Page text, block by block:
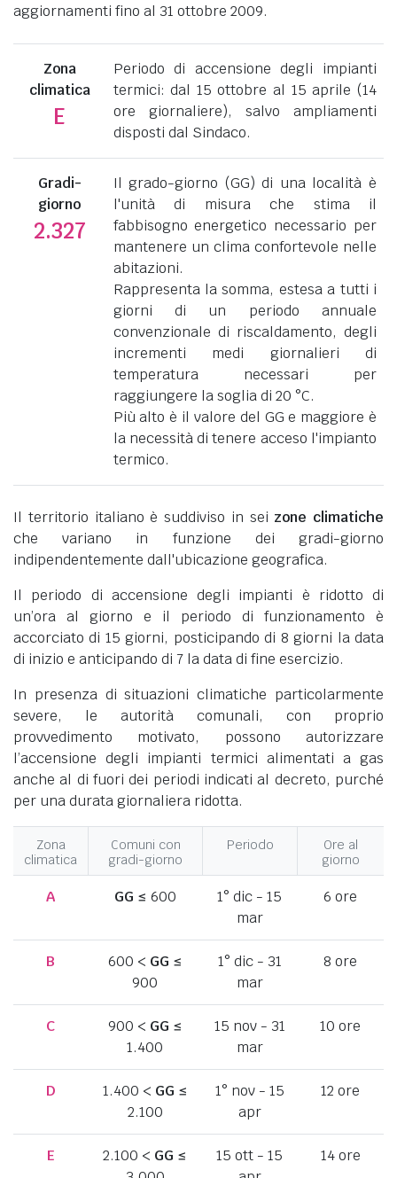
aggiornamenti fino al 31 ottobre 2009.
Zona
climatica
E
Periodo di accensione degli impianti
termici: dal 15 ottobre al 15 aprile (14
ore giornaliere), salvo ampliamenti
disposti dal Sindaco.
Gradi-
giorno
2.327
Il grado-giorno (GG) di una località è
l'unità di misura che stima il
fabbisogno energetico necessario per
mantenere un clima confortevole nelle
abitazioni.
Rappresenta la somma, estesa a tutti i
giorni di un periodo annuale
convenzionale di riscaldamento, degli
incrementi medi giornalieri di
temperatura necessari per
raggiungere la soglia di 20 °C.
Più alto è il valore del GG e maggiore è
la necessità di tenere acceso l'impianto
termico.
Il territorio italiano è suddiviso in sei zone climatiche
che variano in funzione dei gradi-giorno
indipendentemente dall'ubicazione geografica.
Il periodo di accensione degli impianti è ridotto di
un’ora al giorno e il periodo di funzionamento è
accorciato di 15 giorni, posticipando di 8 giorni la data
di inizio e anticipando di 7 la data di fine esercizio.
In presenza di situazioni climatiche particolarmente
severe, le autorità comunali, con proprio
provvedimento motivato, possono autorizzare
l’accensione degli impianti termici alimentati a gas
anche al di fuori dei periodi indicati al decreto, purché
per una durata giornaliera ridotta.
Zona
climatica
Comuni con
gradi-giorno
Periodo
Ore al
giorno
A GG ≤ 600
1° dic - 15
mar
6 ore
B 600 < GG ≤
900
1° dic - 31
mar
8 ore
C 900 < GG ≤
1.400
15 nov - 31
mar
10 ore
D 1.400 < GG ≤
2.100
1° nov - 15
apr
12 ore
E 2.100 < GG ≤
15 ott - 15
14 ore